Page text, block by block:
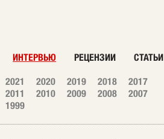
ИНТЕРВЬЮ РЕЦЕНЗИИ СТАТЬИ
2021 2020 2019 2018
2017
2011 2010 2009 2008
2007
1999